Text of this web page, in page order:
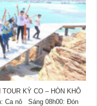
KỲ CO – HÒN KHÔ
Ca nô Sáng 08h00: Đón